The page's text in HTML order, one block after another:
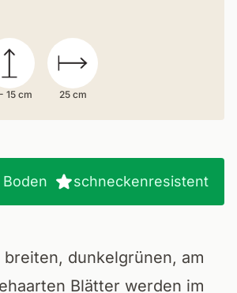
15 cm 25 cm
schneckenresistent
breiten, dunkelgrünen, am
Blätter werden im